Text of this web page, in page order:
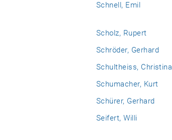
Schnell, Emil
Scholz, Rupert
Schröder, Gerhard
Schultheiss, Christina
Schumacher, Kurt
Schürer, Gerhard
Seifert, Willi